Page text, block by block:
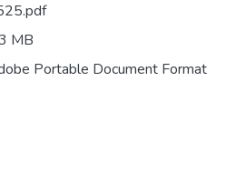
MB
Portable Document Format